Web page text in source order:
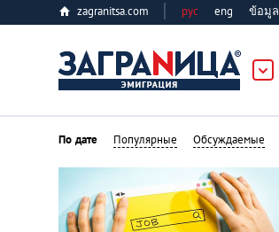
zagranitsa.com рус eng ข้อมูล
По дате Популярные Обсуждаемые